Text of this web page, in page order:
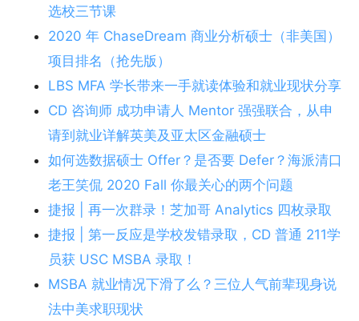
选校三节课
2020 年 ChaseDream 商业分析硕士（非美国）
项目排名（抢先版）
LBS MFA 学长带来一手就读体验和就业现状分享
CD 咨询师 成功申请人 Mentor 强强联合，从申
请到就业详解英美及亚太区金融硕士
如何选数据硕士 Offer？是否要 Defer？海派清口
老王笑侃 2020 Fall 你最关心的两个问题
捷报 | 再一次群录！芝加哥 Analytics 四枚录取
捷报 | 第一反应是学校发错录取，CD 普通 211学
员获 USC MSBA 录取！
MSBA 就业情况下滑了么？三位人气前辈现身说
法中美求职现状